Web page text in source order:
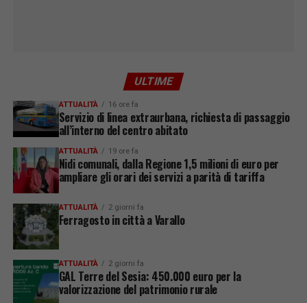
ULTIME
ATTUALITÀ 16 ore fa
Servizio di linea extraurbana, richiesta di passaggio
all’interno del centro abitato
ATTUALITÀ 19 ore fa
Nidi comunali, dalla Regione 1,5 milioni di euro per
ampliare gli orari dei servizi a parità di tariffa
ATTUALITÀ 2 giorni fa
Ferragosto in città a Varallo
ATTUALITÀ 2 giorni fa
GAL Terre del Sesia: 450.000 euro per la
valorizzazione del patrimonio rurale